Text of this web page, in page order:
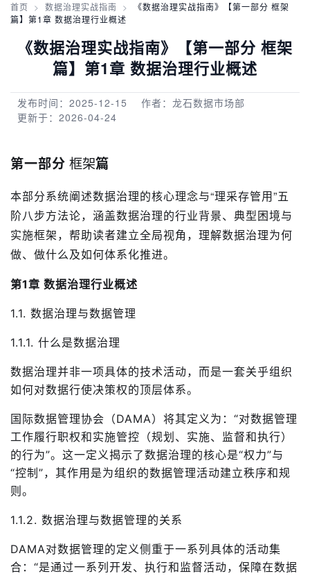
首页 > 数据治理实战指南 >
《数据治理实战指南》【第一部分 框架
篇】第1章 数据治理行业概述
《数据治理实战指南》【第一部分 框架
篇】第1章 数据治理行业概述
发布时间：2025-12-15
作者：龙石数据市场部
更新于：2026-04-24
第一部分 框架篇
本部分系统阐述数据治理的核心理念与“理采存管用”五
阶八步方法论，涵盖数据治理的行业背景、典型困境与
实施框架，帮助读者建立全局视角，理解数据治理为何
做、做什么及如何体系化推进。
第1章 数据治理行业概述
1.1. 数据治理与数据管理
1.1.1. 什么是数据治理
数据治理并非一项具体的技术活动，而是一套关乎组织
如何对数据行使决策权的顶层体系。
国际数据管理协会（DAMA）将其定义为：“对数据管理
工作履行职权和实施管控（规划、实施、监督和执行）
的行为”。这一定义揭示了数据治理的核心是“权力”与
“控制”，其作用是为组织的数据管理活动建立秩序和规
则。
1.1.2. 数据治理与数据管理的关系
DAMA对数据管理的定义侧重于一系列具体的活动集
合：“是通过一系列开发、执行和监督活动，保障在数据